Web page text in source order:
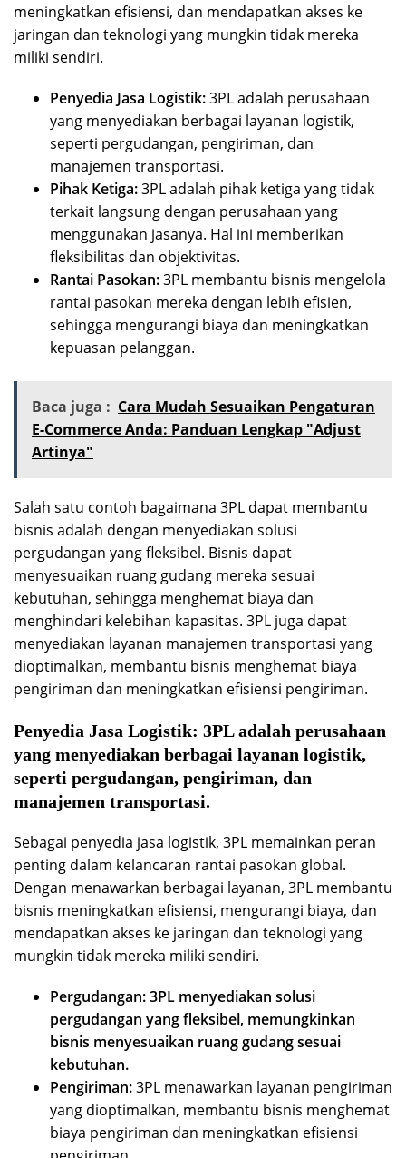
meningkatkan efisiensi, dan mendapatkan akses ke
jaringan dan teknologi yang mungkin tidak mereka
miliki sendiri.
Penyedia Jasa Logistik:3PL adalah perusahaan
yang menyediakan berbagai layanan logistik,
seperti pergudangan, pengiriman, dan
manajemen transportasi.
Pihak Ketiga:3PL adalah pihak ketiga yang tidak
terkait langsung dengan perusahaan yang
menggunakan jasanya. Hal ini memberikan
fleksibilitas dan objektivitas.
Rantai Pasokan:3PL membantu bisnis mengelola
rantai pasokan mereka dengan lebih efisien,
sehingga mengurangi biaya dan meningkatkan
kepuasan pelanggan.
Baca juga : Cara Mudah Sesuaikan Pengaturan
E-Commerce Anda: Panduan Lengkap "Adjust
Artinya"
Salah satu contoh bagaimana 3PL dapat membantu
bisnis adalah dengan menyediakan solusi
pergudangan yang fleksibel. Bisnis dapat
menyesuaikan ruang gudang mereka sesuai
kebutuhan, sehingga menghemat biaya dan
menghindari kelebihan kapasitas. 3PL juga dapat
menyediakan layanan manajemen transportasi yang
dioptimalkan, membantu bisnis menghemat biaya
pengiriman dan meningkatkan efisiensi pengiriman.
Penyedia Jasa Logistik: 3PL adalah perusahaan
yang menyediakan berbagai layanan logistik,
seperti pergudangan, pengiriman, dan
manajemen transportasi.
Sebagai penyedia jasa logistik, 3PL memainkan peran
penting dalam kelancaran rantai pasokan global.
Dengan menawarkan berbagai layanan, 3PL membantu
bisnis meningkatkan efisiensi, mengurangi biaya, dan
mendapatkan akses ke jaringan dan teknologi yang
mungkin tidak mereka miliki sendiri.
Pergudangan:3PL menyediakan solusi
pergudangan yang fleksibel, memungkinkan
bisnis menyesuaikan ruang gudang sesuai
kebutuhan.
Pengiriman:3PL menawarkan layanan pengiriman
yang dioptimalkan, membantu bisnis menghemat
biaya pengiriman dan meningkatkan efisiensi